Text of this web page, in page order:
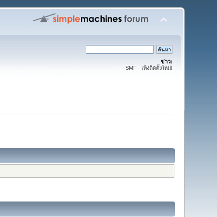
ข่าว:
SMF - เพิ่งติดตั้งใหม่!